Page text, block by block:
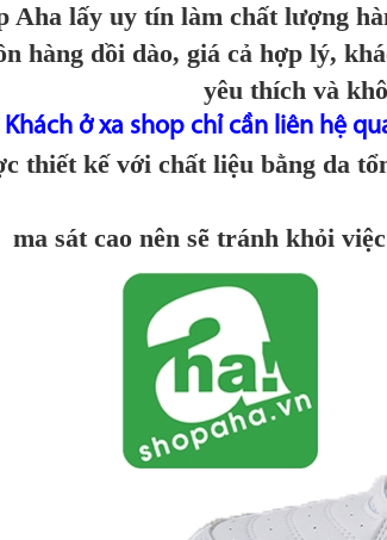
Aha lấy uy tín làm chất lượng
hàng dồi dào, giá cả hợp lý,
yêu thích và
Khách ở xa shop chỉ cần liên hệ
thiết kế với chất liệu bằng da
ma sát cao nên sẽ tránh khỏi